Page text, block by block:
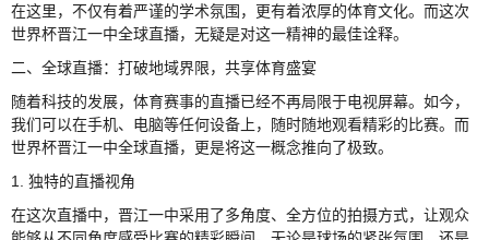
在这里，不仅有着严谨的学术氛围，更有着浓厚的体育文化。而这次
世界杯晋江一中全球直播，无疑是对这一精神的最佳诠释。
二、全球直播：打破地域界限，共享体育盛宴
随着科技的发展，体育赛事的直播已经不再局限于电视屏幕。如今，
我们可以在手机、电脑等任何设备上，随时随地观看精彩的比赛。而
世界杯晋江一中全球直播，更是将这一概念推向了极致。
1. 独特的直播视角
在这次直播中，晋江一中采用了多角度、全方位的拍摄方式，让观众